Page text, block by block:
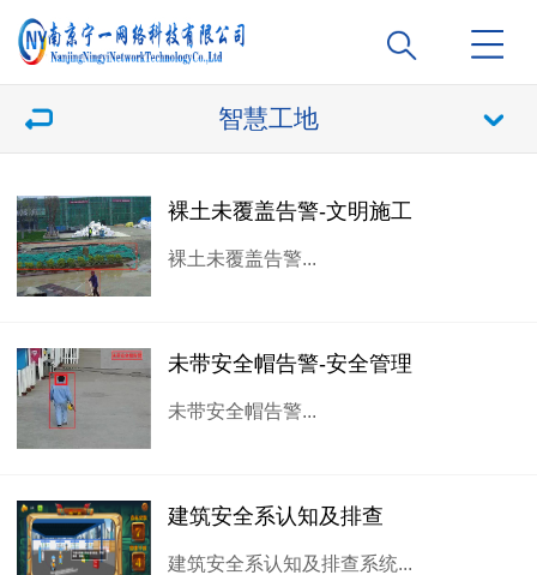
智慧工地
裸土未覆盖告警-文明施工
裸土未覆盖告警...
未带安全帽告警-安全管理
未带安全帽告警...
建筑安全系认知及排查
建筑安全系认知及排查系统...